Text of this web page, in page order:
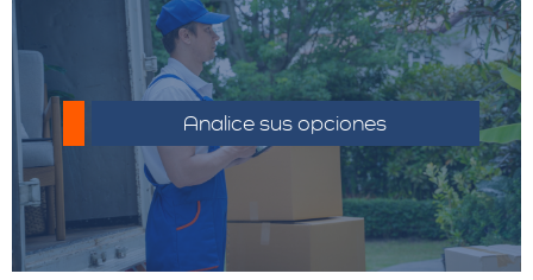
Analice sus opciones
Compara los costos y las ofertas de
distintos proveedores.